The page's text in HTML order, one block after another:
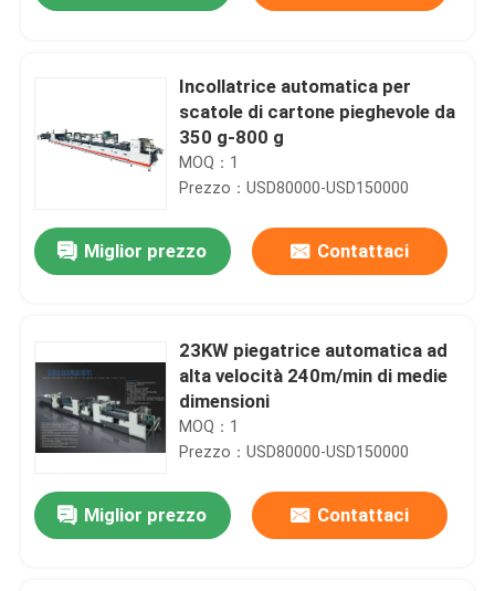
Incollatrice automatica per
scatole di cartone pieghevole da
350 g-800 g
MOQ：1
Prezzo：USD80000-USD150000
Miglior prezzo Contattaci
23KW piegatrice automatica ad
alta velocità 240m/min di medie
dimensioni
MOQ：1
Prezzo：USD80000-USD150000
Miglior prezzo Contattaci